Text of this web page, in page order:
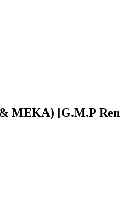
MEKA) [G.M.P